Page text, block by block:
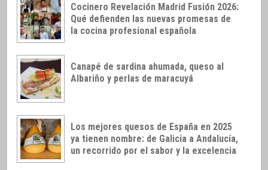
Cocinero Revelación Madrid Fusión 2026:
Qué defienden las nuevas promesas de
la cocina profesional española
Canapé de sardina ahumada, queso al
Albariño y perlas de maracuyá
Los mejores quesos de España en 2025
ya tienen nombre: de Galicia a Andalucía,
un recorrido por el sabor y la excelencia